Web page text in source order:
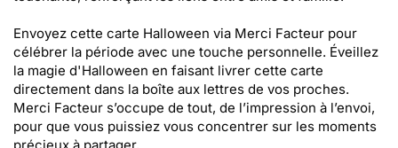
Envoyez cette carte Halloween via Merci Facteur pour
célébrer la période avec une touche personnelle. Éveillez
la magie d'Halloween en faisant livrer cette carte
directement dans la boîte aux lettres de vos proches.
Merci Facteur s’occupe de tout, de l’impression à l’envoi,
pour que vous puissiez vous concentrer sur les moments